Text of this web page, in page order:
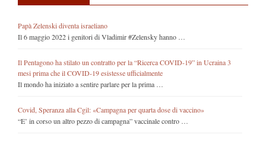
Papà Zelenski diventa israeliano
Il 6 maggio 2022 i genitori di Vladimir #Zelensky hanno …
Il Pentagono ha stilato un contratto per la “Ricerca COVID-19” in Ucraina 3
mesi prima che il COVID-19 esistesse ufficialmente
Il mondo ha iniziato a sentire parlare per la prima …
Covid, Speranza alla Cgil: «Campagna per quarta dose di vaccino»
“E’ in corso un altro pezzo di campagna” vaccinale contro …